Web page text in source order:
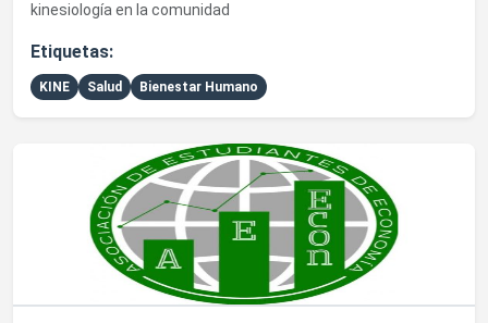
kinesiología en la comunidad
Etiquetas:
KINE Salud Bienestar Humano
Ver detalles de Asociación de Estudiantes de Economía